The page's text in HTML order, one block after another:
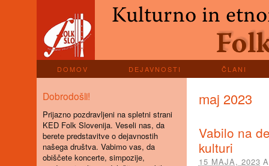
DOMOV DEJAVNOSTI ČLANI
maj 2023
Vabilo na
kulturi
15 MAJA, 2023
Dobrodošli!
Prijazno pozdravljeni na spletni strani
KED Folk Slovenija. Veseli nas, da
berete predstavitve o dejavnostih
našega društva. Vabimo vas, da
obiščete koncerte, simpozije,